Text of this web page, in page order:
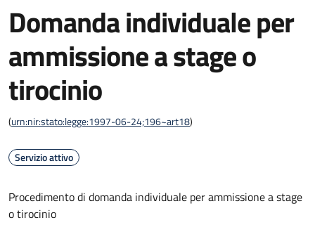
Domanda individuale per
ammissione a stage o
tirocinio
(urn:nir:stato:legge:1997-06-24;196~art18)
Servizio attivo
Procedimento di domanda individuale per ammissione a stage
o tirocinio